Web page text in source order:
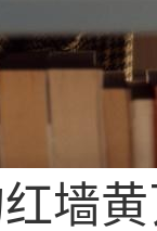
墙